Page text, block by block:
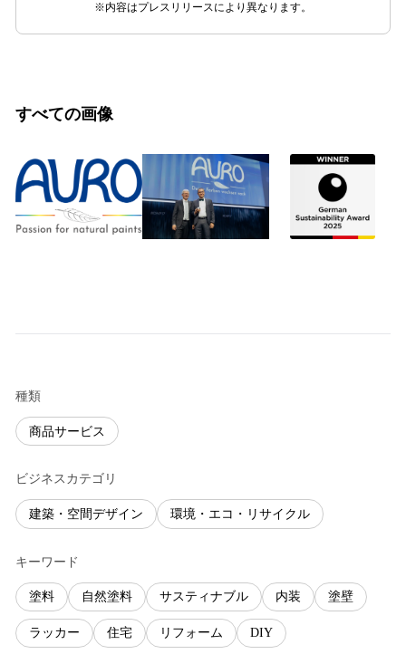
※内容はプレスリリースにより異なります。
すべての画像
種類
商品サービス
ビジネスカテゴリ
建築・空間デザイン 環境・エコ・リサイクル
キーワード
塗料 自然塗料 サスティナブル 内装 塗壁
ラッカー 住宅 リフォーム DIY